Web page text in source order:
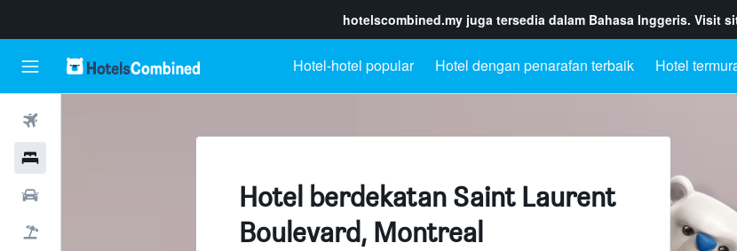
hotelscombined.my juga tersedia dalam Bahasa Inggeris. Visit
Hotel-hotel popular Hotel dengan penarafan terbaik Hotel
Hotel berdekatan Saint Laurent
Boulevard, Montreal